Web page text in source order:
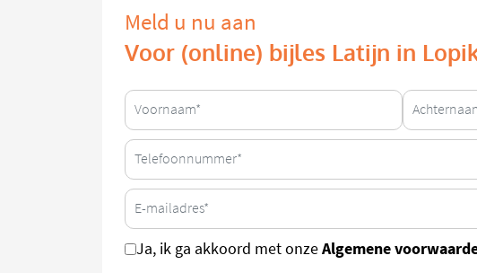
Meld u nu aan
Voor (online) bijles Latijn in
Ja, ik ga akkoord met onzeAlgemene